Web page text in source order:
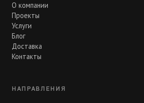
О компании
Проекты
Услуги
Блог
Доставка
Контакты
НАПРАВЛЕНИЯ